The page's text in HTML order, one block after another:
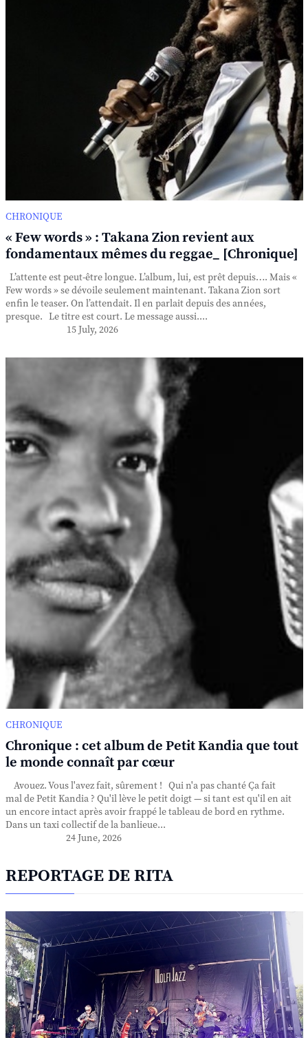
CHRONIQUE
« Few words » : Takana Zion revient aux
fondamentaux mêmes du reggae_ [Chronique]
L’attente est peut-être longue. L’album, lui, est prêt depuis…. Mais «
Few words » se dévoile seulement maintenant. Takana Zion sort
enfin le teaser. On l’attendait. Il en parlait depuis des années,
presque. Le titre est court. Le message aussi....
15 July, 2026
CHRONIQUE
Chronique : cet album de Petit Kandia que tout
le monde connaît par cœur
Avouez. Vous l'avez fait, sûrement ! Qui n'a pas chanté Ça fait
mal de Petit Kandia ? Qu'il lève le petit doigt — si tant est qu'il en ait
un encore intact après avoir frappé le tableau de bord en rythme.
Dans un taxi collectif de la banlieue...
24 June, 2026
REPORTAGE DE RITA